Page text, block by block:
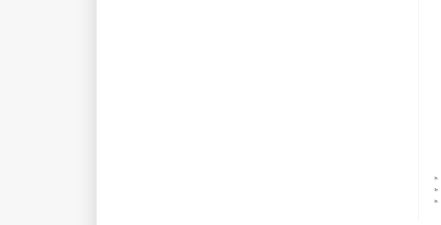
►
►
►